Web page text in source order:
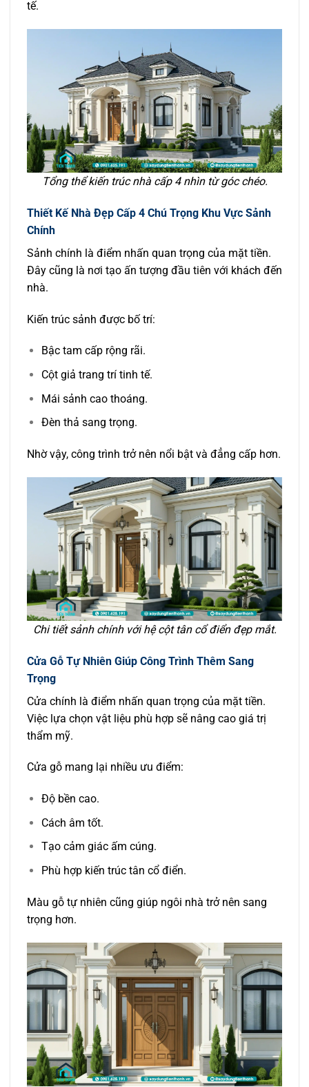
tế.
Tổng thể kiến trúc nhà cấp 4 nhìn từ góc chéo.
Thiết Kế Nhà Đẹp Cấp 4 Chú Trọng Khu Vực Sảnh
Chính
Sảnh chính là điểm nhấn quan trọng của mặt tiền.
Đây cũng là nơi tạo ấn tượng đầu tiên với khách đến
nhà.
Kiến trúc sảnh được bố trí:
Bậc tam cấp rộng rãi.
Cột giả trang trí tinh tế.
Mái sảnh cao thoáng.
Đèn thả sang trọng.
Nhờ vậy, công trình trở nên nổi bật và đẳng cấp hơn.
Chi tiết sảnh chính với hệ cột tân cổ điển đẹp mắt.
Cửa Gỗ Tự Nhiên Giúp Công Trình Thêm Sang
Trọng
Cửa chính là điểm nhấn quan trọng của mặt tiền.
Việc lựa chọn vật liệu phù hợp sẽ nâng cao giá trị
thẩm mỹ.
Cửa gỗ mang lại nhiều ưu điểm:
Độ bền cao.
Cách âm tốt.
Tạo cảm giác ấm cúng.
Phù hợp kiến trúc tân cổ điển.
Màu gỗ tự nhiên cũng giúp ngôi nhà trở nên sang
trọng hơn.